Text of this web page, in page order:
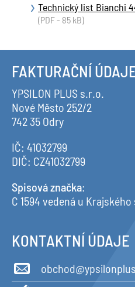
Technický list Bianchi
(PDF - 85 kB)
FAKTURAČNÍ
YPSILON PLUS s.r.o.
Nové Město 252/2
742 35 Odry
IČ: 41032799
DIČ: CZ41032799
Spisová značka:
C 1594 vedená u
KONTAKTNÍ ÚDAJE